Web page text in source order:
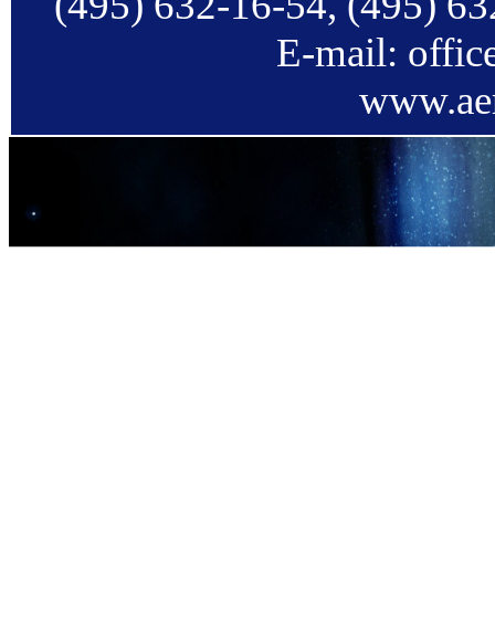
E-mail: